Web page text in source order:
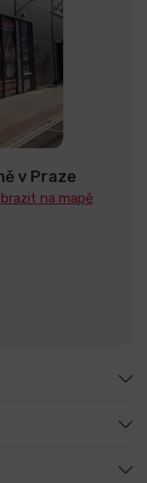
v Praze
na mapě